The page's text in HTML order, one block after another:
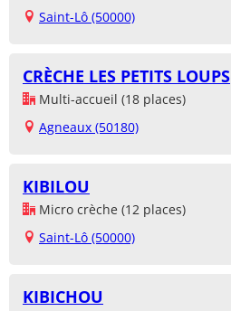
Saint-Lô (50000)
CRÈCHE LES PETITS LOUPS
Multi-accueil (18 places)
Agneaux (50180)
KIBILOU
Micro crèche (12 places)
Saint-Lô (50000)
KIBICHOU